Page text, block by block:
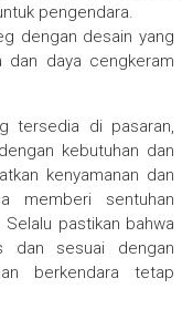
pengendara.
dengan desain yang
dan daya cengkeram
tersedia di pasaran,
kebutuhan dan
kenyamanan dan
memberi sentuhan
pastikan bahwa
dan sesuai dengan
berkendara tetap